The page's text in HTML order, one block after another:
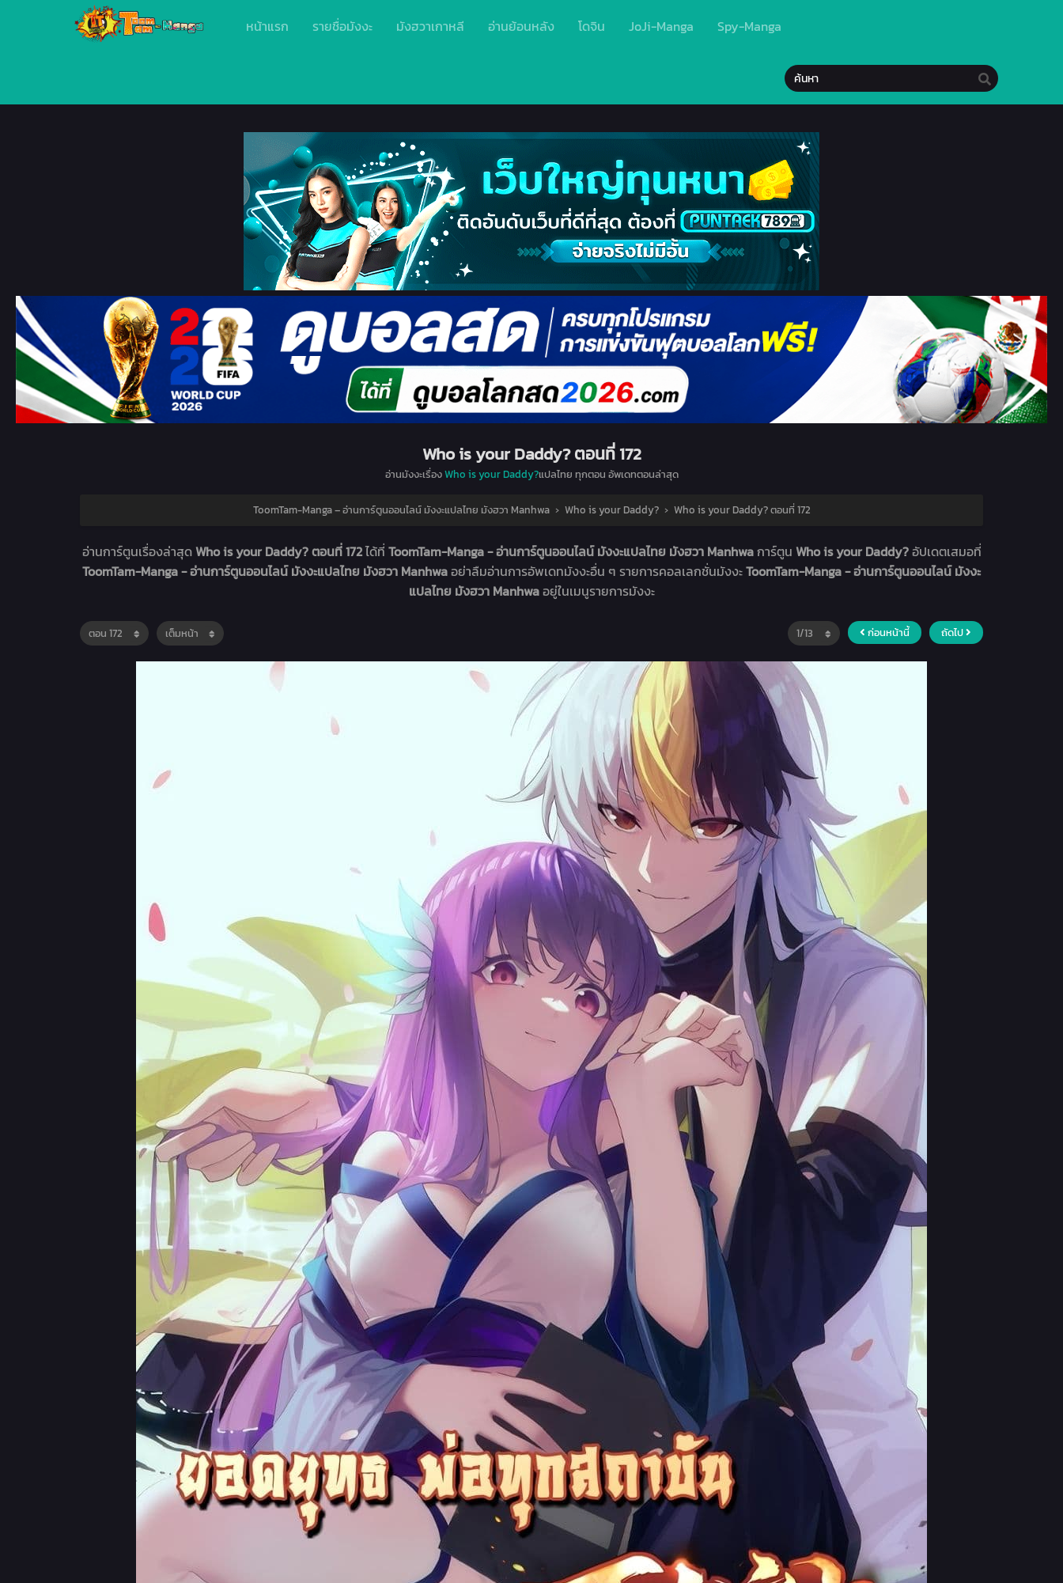
หน้าแรก รายชื่อมังงะ มังฮวาเกาหลี อ่านย้อนหลัง โดจิน JoJi-Manga Spy-Manga
Who is your Daddy? ตอนที่ 172
อ่านมังงะเรื่องWho is your Daddy?แปลไทย ทุกตอน อัพเดทตอนล่าสุด
ToomTam-Manga – อ่านการ์ตูนออนไลน์ มังงะแปลไทย มังฮวา Manhwa › Who is your Daddy? › Who is your Daddy? ตอนที่ 172
อ่านการ์ตูนเรื่องล่าสุดWho is your Daddy? ตอนที่ 172ได้ที่ ToomTam-Manga - อ่านการ์ตูนออนไลน์ มังงะแปลไทย มังฮวา Manhwaการ์ตูน Who is your Daddy?อัปเดตเสมอที่
ToomTam-Manga - อ่านการ์ตูนออนไลน์ มังงะแปลไทย มังฮวา Manhwaอย่าลืมอ่านการอัพเดทมังงะอื่น ๆ รายการคอลเลกชั่นมังงะToomTam-Manga - อ่านการ์ตูนออนไลน์ มังงะ
แปลไทย มังฮวา Manhwaอยู่ในเมนูรายการมังงะ
ก่อนหน้านี้ ถัดไป